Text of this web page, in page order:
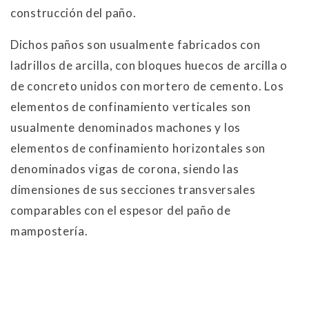
construcción del paño.
Dichos paños son usualmente fabricados con
ladrillos de arcilla, con bloques huecos de arcilla o
de concreto unidos con mortero de cemento. Los
elementos de confinamiento verticales son
usualmente denominados machones y los
elementos de confinamiento horizontales son
denominados vigas de corona, siendo las
dimensiones de sus secciones transversales
comparables con el espesor del paño de
mampostería.